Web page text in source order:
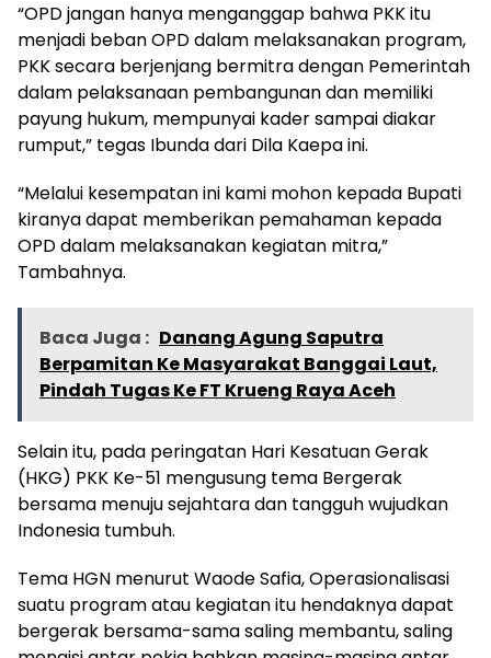
“OPD jangan hanya menganggap bahwa PKK itu
menjadi beban OPD dalam melaksanakan program,
PKK secara berjenjang bermitra dengan Pemerintah
dalam pelaksanaan pembangunan dan memiliki
payung hukum, mempunyai kader sampai diakar
rumput,” tegas Ibunda dari Dila Kaepa ini.
“Melalui kesempatan ini kami mohon kepada Bupati
kiranya dapat memberikan pemahaman kepada
OPD dalam melaksanakan kegiatan mitra,”
Tambahnya.
Baca Juga : Danang Agung Saputra
Berpamitan Ke Masyarakat Banggai Laut,
Pindah Tugas Ke FT Krueng Raya Aceh
Selain itu, pada peringatan Hari Kesatuan Gerak
(HKG) PKK Ke-51 mengusung tema Bergerak
bersama menuju sejahtara dan tangguh wujudkan
Indonesia tumbuh.
Tema HGN menurut Waode Safia, Operasionalisasi
suatu program atau kegiatan itu hendaknya dapat
bergerak bersama-sama saling membantu, saling